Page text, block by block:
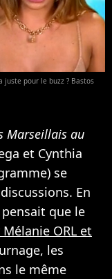
juste pour le buzz ? Bastos
Marseillais au
et Cynthia
se
En
que le
ORL et
les
le même